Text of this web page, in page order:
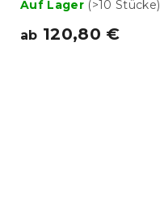
Auf Lager (>10 Stücke)
ab 120,80 €